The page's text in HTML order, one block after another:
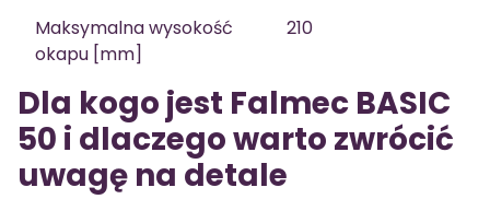
Maksymalna wysokość
okapu [mm]
210
Dla kogo jest Falmec BASIC
50 i dlaczego warto zwrócić
uwagę na detale